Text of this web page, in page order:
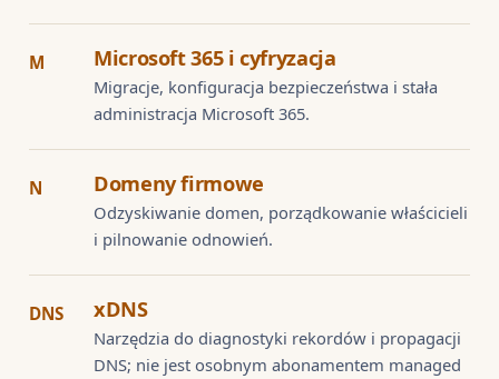
M Microsoft 365 i cyfryzacja
Migracje, konfiguracja bezpieczeństwa i stała
administracja Microsoft 365.
N Domeny firmowe
Odzyskiwanie domen, porządkowanie właścicieli
i pilnowanie odnowień.
DNS xDNS
Narzędzia do diagnostyki rekordów i propagacji
DNS; nie jest osobnym abonamentem managed